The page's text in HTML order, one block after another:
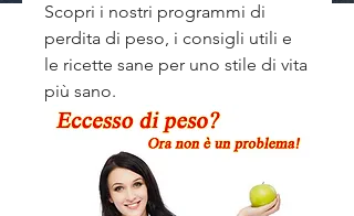
Scopri i nostri programmi di
perdita di peso, i consigli utili e
le ricette sane per uno stile di vita
più sano.